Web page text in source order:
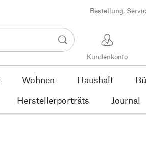
Bestellung,
Kundenkonto
Wohnen Haushalt
Herstellerporträts Journal